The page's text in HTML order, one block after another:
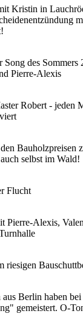
Kristin in
des Sommers
Pierre-Alexis
Robert - jeden
Bauholzpreisen
selbst im Wald!
Flucht
Pierre-Alexis,
riesigen
Berlin haben
gemeistert. O-